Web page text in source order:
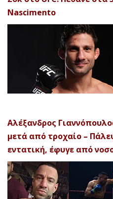
Nascimento
Αλέξανδρος
μετά από τροχαίο –
εντατική, έφυγε από